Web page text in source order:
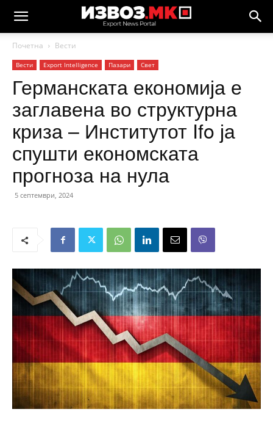
Почетна Вести
Вести Еxport Intelligence Пазари Свет
Германската економија е
заглавена во структурна
криза – Институтот Ifo ја
спушти економската
прогноза на нула
5 септември, 2024